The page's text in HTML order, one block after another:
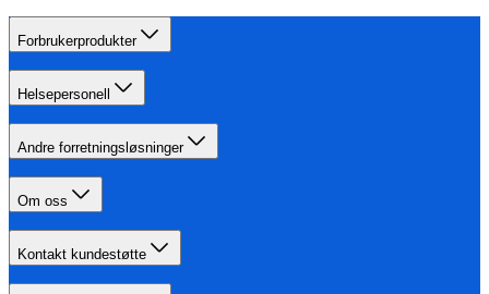
Forbrukerprodukter
Helsepersonell
Andre forretningsløsninger
Om oss
Kontakt kundestøtte